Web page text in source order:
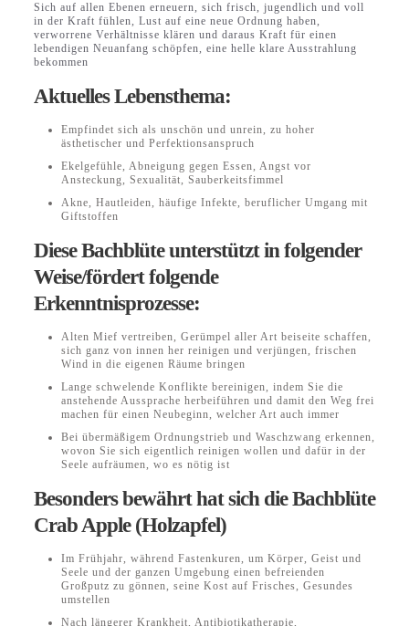
Sich auf allen Ebenen erneuern, sich frisch, jugendlich und voll
in der Kraft fühlen, Lust auf eine neue Ordnung haben,
verworrene Verhältnisse klären und daraus Kraft für einen
lebendigen Neuanfang schöpfen, eine helle klare Ausstrahlung
bekommen
Aktuelles Lebensthema:
Empfindet sich als unschön und unrein, zu hoher
ästhetischer und Perfektionsanspruch
Ekelgefühle, Abneigung gegen Essen, Angst vor
Ansteckung, Sexualität, Sauberkeitsfimmel
Akne, Hautleiden, häufige Infekte, beruflicher Umgang mit
Giftstoffen
Diese Bachblüte unterstützt in folgender
Weise/fördert folgende
Erkenntnisprozesse:
Alten Mief vertreiben, Gerümpel aller Art beiseite schaffen,
sich ganz von innen her reinigen und verjüngen, frischen
Wind in die eigenen Räume bringen
Lange schwelende Konflikte bereinigen, indem Sie die
anstehende Aussprache herbeiführen und damit den Weg frei
machen für einen Neubeginn, welcher Art auch immer
Bei übermäßigem Ordnungstrieb und Waschzwang erkennen,
wovon Sie sich eigentlich reinigen wollen und dafür in der
Seele aufräumen, wo es nötig ist
Besonders bewährt hat sich die Bachblüte
Crab Apple (Holzapfel)
Im Frühjahr, während Fastenkuren, um Körper, Geist und
Seele und der ganzen Umgebung einen befreienden
Großputz zu gönnen, seine Kost auf Frisches, Gesundes
umstellen
Nach längerer Krankheit, Antibiotikatherapie,